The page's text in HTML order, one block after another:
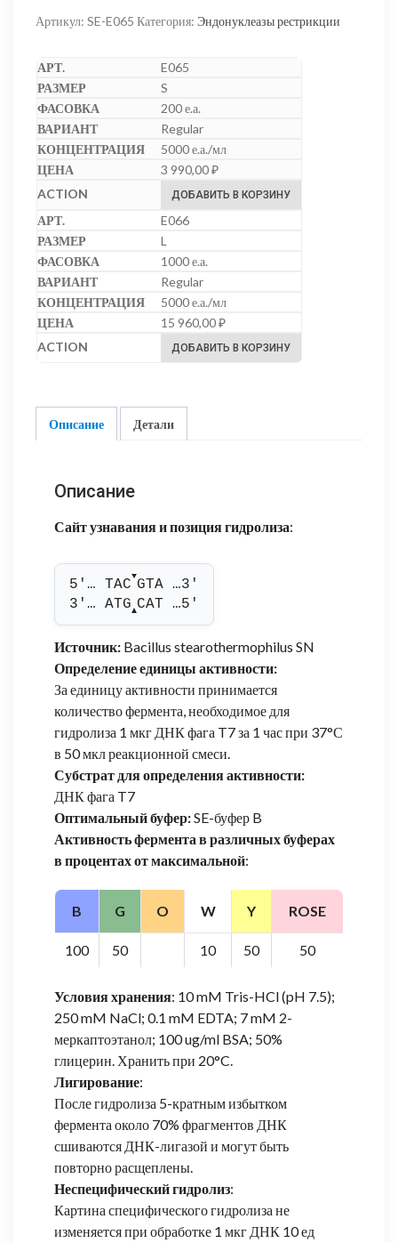
Артикул: SE-E065 Категория: Эндонуклеазы рестрикции
E065
S
200 е.а.
Regular
5000 е.а./мл
3 990,00₽
ДОБАВИТЬ В КОРЗИНУ
E066
L
1000 е.а.
Regular
5000 е.а./мл
15 960,00₽
ДОБАВИТЬ В КОРЗИНУ
Описание Детали
Описание
Сайт узнавания и позиция гидролиза:
5'… TAC
▼
GTA …3'
3'… ATG▲CAT …5'
Источник: Bacillus stearothermophilus SN
Определение единицы активности:
За единицу активности принимается
количество фермента, необходимое для
гидролиза 1 мкг ДНК фага T7 за 1 час при 37°С
в 50 мкл реакционной смеси.
Субстрат для определения активности:
ДНК фага T7
Оптимальный буфер:SE-буфер B
Активность фермента в различных буферах
в процентах от максимальной:
B G O W Y ROSE
100 50 10 50 50
Условия хранения: 10 mM Tris-HCl (pH 7.5);
250 mM NaCl; 0.1 mM EDTA; 7 mM 2-
меркаптоэтанол; 100 ug/ml BSA; 50%
глицерин. Хранить при 20°C.
Лигирование:
После гидролиза 5-кратным избытком
фермента около 70% фрагментов ДНК
сшиваются ДНК-лигазой и могут быть
повторно расщеплены.
Неспецифический гидролиз:
Картина специфического гидролиза не
изменяется при обработке 1 мкг ДНК 10 ед